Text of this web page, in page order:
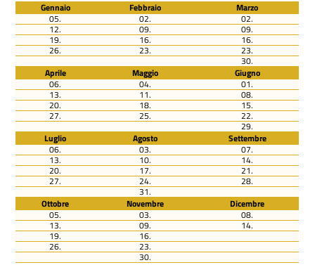
Gennaio Febbraio
Marzo
05.
02. 02.
12. 09. 09.
19. 16. 16.
26. 23. 23.
30.
Aprile
Maggio
Giugno
06.
04. 01.
13. 11. 08.
20. 18. 15.
27. 25. 22.
29.
Luglio
Agosto
Settembre
06.
03. 07.
13. 10. 14.
20. 17. 21.
27. 24. 28.
31.
Ottobre
Novembre
Dicembre
05.
03. 08.
13. 09. 14.
19. 16.
26. 23.
30.